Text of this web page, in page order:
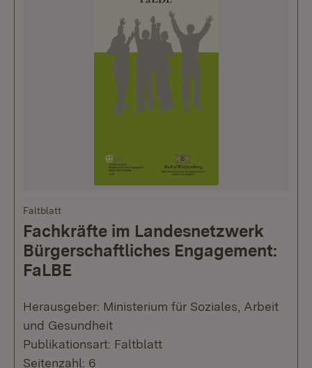
Faltblatt
Fachkräfte im Landesnetzwerk
Bürgerschaftliches Engagement:
FaLBE
Herausgeber: Ministerium für Soziales, Arbeit
und Gesundheit
Publikationsart: Faltblatt
Seitenzahl: 6